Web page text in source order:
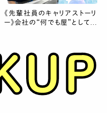
《先輩社員のキャリアストーリ
ー》会社の“何でも屋”として働